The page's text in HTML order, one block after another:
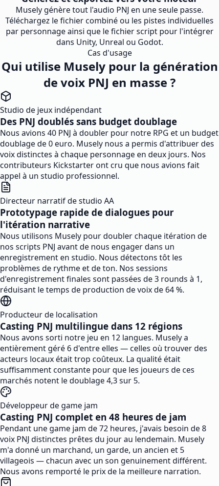
Musely génère tout l'audio PNJ en une seule passe.
Téléchargez le fichier combiné ou les pistes individuelles
par personnage ainsi que le fichier script pour l'intégrer
dans Unity, Unreal ou Godot.
Cas d'usage
Qui utilise Musely pour la génération
de voix PNJ en masse ?
Studio de jeux indépendant
Des PNJ doublés sans budget doublage
Nous avions 40 PNJ à doubler pour notre RPG et un budget
doublage de 0 euro. Musely nous a permis d'attribuer des
voix distinctes à chaque personnage en deux jours. Nos
contributeurs Kickstarter ont cru que nous avions fait
appel à un studio professionnel.
Directeur narratif de studio AA
Prototypage rapide de dialogues pour
l'itération narrative
Nous utilisons Musely pour doubler chaque itération de
nos scripts PNJ avant de nous engager dans un
enregistrement en studio. Nous détectons tôt les
problèmes de rythme et de ton. Nos sessions
d'enregistrement finales sont passées de 3 rounds à 1,
réduisant le temps de production de voix de 64 %.
Producteur de localisation
Casting PNJ multilingue dans 12 régions
Nous avons sorti notre jeu en 12 langues. Musely a
entièrement géré 6 d'entre elles — celles où trouver des
acteurs locaux était trop coûteux. La qualité était
suffisamment constante pour que les joueurs de ces
marchés notent le doublage 4,3 sur 5.
Développeur de game jam
Casting PNJ complet en 48 heures de jam
Pendant une game jam de 72 heures, j'avais besoin de 8
voix PNJ distinctes prêtes du jour au lendemain. Musely
m'a donné un marchand, un garde, un ancien et 5
villageois — chacun avec un son genuinement différent.
Nous avons remporté le prix de la meilleure narration.